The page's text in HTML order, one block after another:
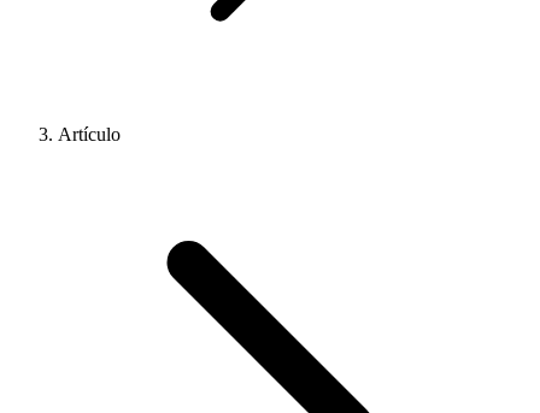
Artículo